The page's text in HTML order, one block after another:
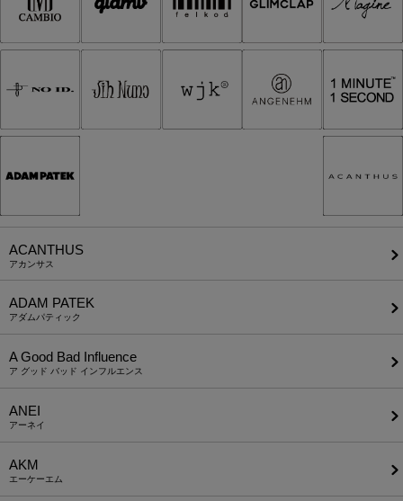
ACANTHUS
アカンサス
ADAM PATEK
アダムパティック
A Good Bad Influence
ア グッド バッド インフルエンス
ANEI
アーネイ
AKM
エーケーエム